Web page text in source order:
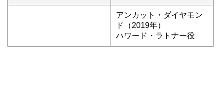
アンカット・ダイヤモン
ド（2019年）
ハワード・ラトナー役